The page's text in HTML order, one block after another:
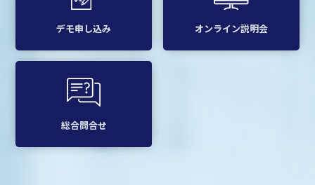
デモ申し込み オンライン説明会
総合問合せ